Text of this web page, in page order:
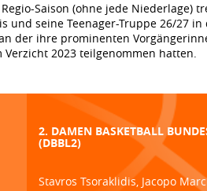
Saison (ohne jede Niederlage)
und seine Teenager-Truppe 26/27 in
der ihre prominenten
Verzicht 2023 teilgenommen hatten.
2. DAMEN BASKETBALL
(DBBL2)
Stavros Tsoraklidis, Jacopo